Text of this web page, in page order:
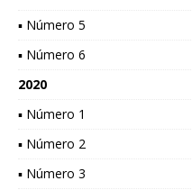
▪ Número 5
▪ Número 6
2020
▪ Número 1
▪ Número 2
▪ Número 3